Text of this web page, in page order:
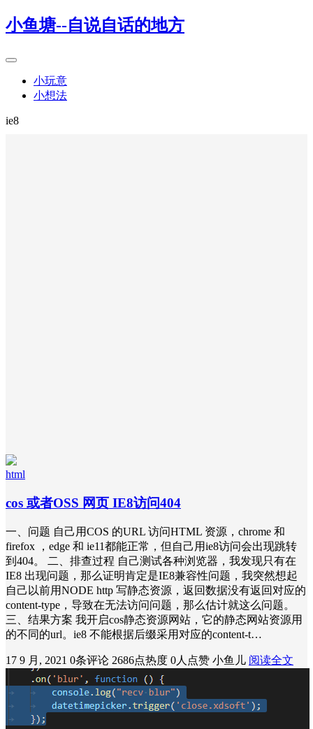
小鱼塘--自说自话的地方
小玩意
小想法
ie8
html
cos 或者OSS 网页 IE8访问404
一、问题 自己用COS 的URL 访问HTML 资源，chrome 和
firefox ，edge 和 ie11都能正常，但自己用ie8访问会出现跳转
到404。 二、排查过程 自己测试各种浏览器，我发现只有在
IE8 出现问题，那么证明肯定是IE8兼容性问题，我突然想起
自己以前用NODE http 写静态资源，返回数据没有返回对应的
content-type，导致在无法访问问题，那么估计就这么问题。
三、结果方案 我开启cos静态资源网站，它的静态网站资源用
的不同的url。ie8 不能根据后缀采用对应的content-t…
17 9 月, 2021 0条评论 2686点热度 0人点赞 小鱼儿 阅读全文